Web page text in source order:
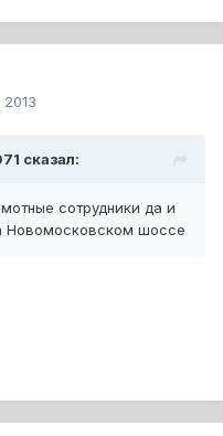
сказал:
сотрудники да и
Новомосковском шоссе